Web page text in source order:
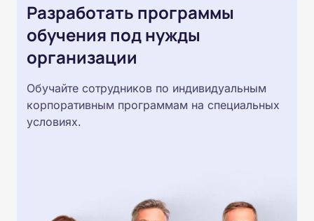
Разработать программы
обучения под нужды
организации
Обучайте сотрудников по индивидуальным
корпоративным программам на специальных
условиях.